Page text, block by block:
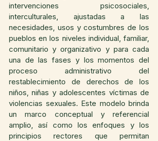
intervenciones psicosociales,
interculturales, ajustadas a las
necesidades, usos y costumbres de los
pueblos en los niveles individual, familiar,
comunitario y organizativo y para cada
una de las fases y los momentos del
proceso administrativo del
restablecimiento de derechos de los
niños, niñas y adolescentes víctimas de
violencias sexuales. Este modelo brinda
un marco conceptual y referencial
amplio, así como los enfoques y los
principios rectores que permitan